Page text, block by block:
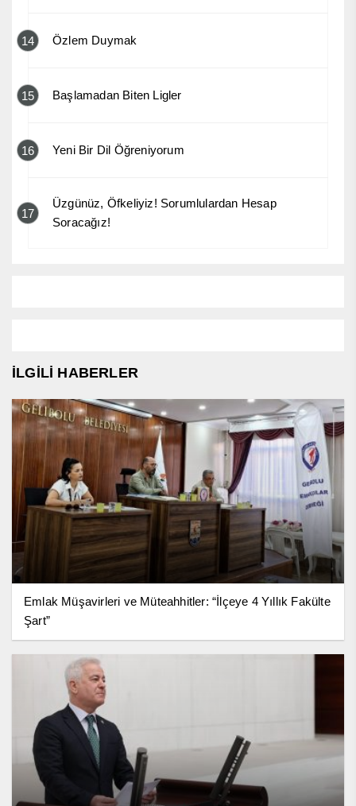
14 Özlem Duymak
15 Başlamadan Biten Ligler
16 Yeni Bir Dil Öğreniyorum
17
Üzgünüz, Öfkeliyiz! Sorumlulardan Hesap
Soracağız!
İLGİLİ HABERLER
Emlak Müşavirleri ve Müteahhitler: “İlçeye 4 Yıllık Fakülte
Şart”